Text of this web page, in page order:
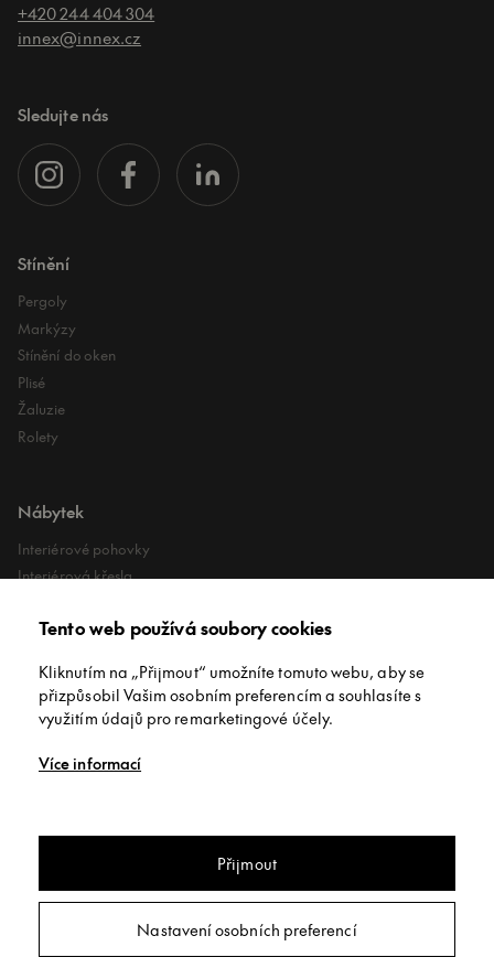
Pohovka pohovka Diphano Cubic
Poptat
+420 244 404 304
innex@innex.cz
Sledujte nás
Stínění
Pergoly
Markýzy
Stínění do oken
Plisé
Žaluzie
Rolety
Nábytek
Interiérové pohovky
Interiérová křesla
Lehátka
Exteriérové pufy
O společnosti
Copyright © INNEX All rights reserved/Privacy policy/Obchodní
Nastavení soukromí
Tento web používá soubory cookies
Kliknutím na „Přijmout“ umožníte tomuto webu, aby se
přizpůsobil Vašim osobním preferencím a souhlasíte s
využitím údajů pro remarketingové účely.
Více informací
Přijmout
Nastavení osobních preferencí